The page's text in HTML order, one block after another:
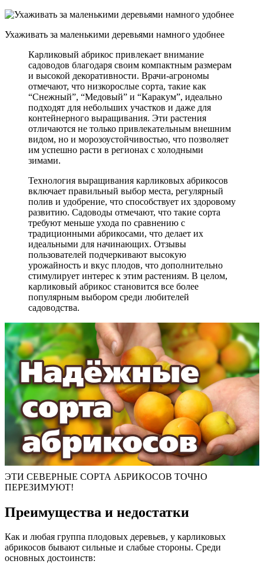
Ухаживать за маленькими деревьями намного удобнее
Карликовый абрикос привлекает внимание
садоводов благодаря своим компактным размерам
и высокой декоративности. Врачи-агрономы
отмечают, что низкорослые сорта, такие как
“Снежный”, “Медовый” и “Каракум”, идеально
подходят для небольших участков и даже для
контейнерного выращивания. Эти растения
отличаются не только привлекательным внешним
видом, но и морозоустойчивостью, что позволяет
им успешно расти в регионах с холодными
зимами.
Технология выращивания карликовых абрикосов
включает правильный выбор места, регулярный
полив и удобрение, что способствует их здоровому
развитию. Садоводы отмечают, что такие сорта
требуют меньше ухода по сравнению с
традиционными абрикосами, что делает их
идеальными для начинающих. Отзывы
пользователей подчеркивают высокую
урожайность и вкус плодов, что дополнительно
стимулирует интерес к этим растениям. В целом,
карликовый абрикос становится все более
популярным выбором среди любителей
садоводства.
ЭТИ СЕВЕРНЫЕ СОРТА АБРИКОСОВ ТОЧНО
ПЕРЕЗИМУЮТ!
Преимущества и недостатки
Как и любая группа плодовых деревьев, у карликовых
абрикосов бывают сильные и слабые стороны. Среди
основных достоинств: